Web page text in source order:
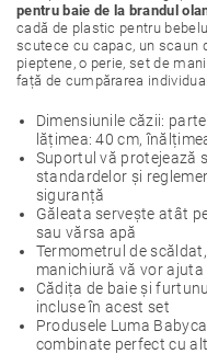
pentru baie de la brandul
cadă de plastic pentru
scutece cu capac, un scaun
pieptene, o perie, set de
față de cumpărarea
Dimensiunile căzii:
lățimea: 40 cm,
Suportul vă protejează
standardelor și
siguranță
Găleata servește atât
sau vărsa apă
Termometrul de
manichiură vă vor
Cădița de baie și
incluse în acest set
Produsele Luma
combinate perfect cu